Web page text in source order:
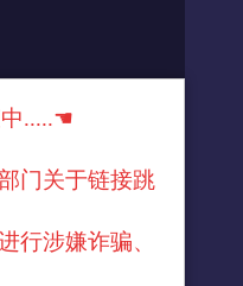
.....☚
门关于链接跳
行涉嫌诈骗、